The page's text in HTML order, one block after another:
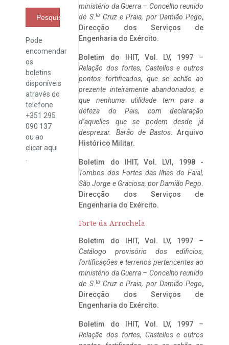
Pesquisar
Pode
encomendar
os
boletins
disponíveis
através do
telefone
+351 295
090 137
ou ao
clicaraqui
ministério da Guerra – Concelho reunido
de S. ta Cruz e Praia, por Damião Pego,
Direcção dos Serviços de
Engenharia do Exército.
Boletim do IHIT, Vol. LV, 1997 –
Relação dos fortes, Castellos e outros
pontos fortificados, que se achão ao
prezente inteiramente abandonados, e
que nenhuma utilidade tem para a
defeza do Pais, com declaração
d’aquelles que se podem desde já
desprezar. Barão de Bastos. Arquivo
Histórico Militar.
Boletim do IHIT, Vol. LVI, 1998 -
Tombos dos Fortes das Ilhas do Faial,
São Jorge e Graciosa, por Damião Pego.
Direcção dos Serviços de
Engenharia do Exército.
Forte da Arrochela
Boletim do IHIT, Vol. LV, 1997 –
Catálogo provisório dos edificios,
fortificações e terrenos pertencentes ao
ministério da Guerra – Concelho reunido
de S. ta Cruz e Praia, por Damião Pego,
Direcção dos Serviços de
Engenharia do Exército.
Boletim do IHIT, Vol. LV, 1997 –
Relação dos fortes, Castellos e outros